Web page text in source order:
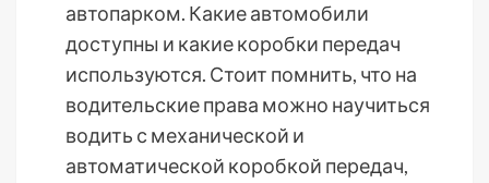
автопарком. Какие автомобили
доступны и какие коробки передач
используются. Стоит помнить, что на
водительские права можно научиться
водить с механической и
автоматической коробкой передач,